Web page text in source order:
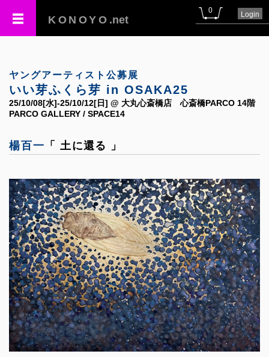
KONOYO .net
0 Login
ヤングアーティスト公募展
いい芽ふくら芽 in OSAKA25
25/10/08[水]-25/10/12[日] @ 大丸心斎橋店 心斎橋PARCO 14階
PARCO GALLERY / SPACE14
楊百一 「 土に還る 」